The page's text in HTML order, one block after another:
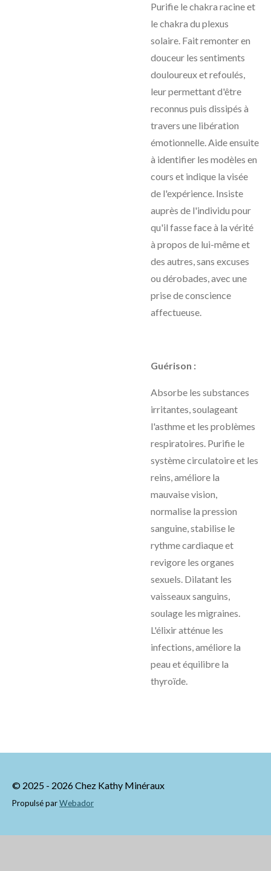
Purifie le chakra racine et
le chakra du plexus
solaire. Fait remonter en
douceur les sentiments
douloureux et refoulés,
leur permettant d'être
reconnus puis dissipés à
travers une libération
émotionnelle. Aide ensuite
à identifier les modèles en
cours et indique la visée
de l'expérience. Insiste
auprès de l'individu pour
qu'il fasse face à la vérité
à propos de lui-même et
des autres, sans excuses
ou dérobades, avec une
prise de conscience
affectueuse.
Guérison :
Absorbe les substances
irritantes, soulageant
l'asthme et les problèmes
respiratoires. Purifie le
système circulatoire et les
reins, améliore la
mauvaise vision,
normalise la pression
sanguine, stabilise le
rythme cardiaque et
revigore les organes
sexuels. Dilatant les
vaisseaux sanguins,
soulage les migraines.
L'élixir atténue les
infections, améliore la
peau et équilibre la
thyroïde.
© 2025 - 2026 Chez Kathy Minéraux
Propulsé parWebador